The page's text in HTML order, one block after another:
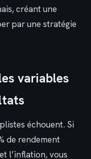
créant une
par une stratégie
variables
échouent. Si
de rendement
l’inflation, vous